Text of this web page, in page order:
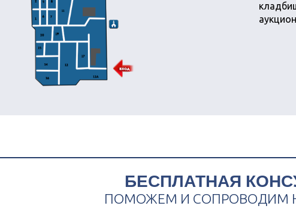
компании
Ритуальные услугиБЕСПЛАТНАЯ
ПОМОЖЕМ И СОПРОВОДИМ